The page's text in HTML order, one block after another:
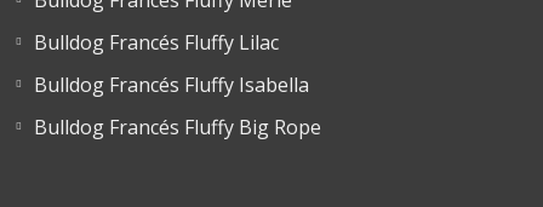
Bulldog Francés Fluffy Lilac
Bulldog Francés Fluffy Isabella
Bulldog Francés Fluffy Big Rope